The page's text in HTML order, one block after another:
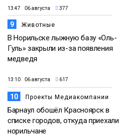
13:47 06 августа 377
9 Животные
В Норильске лыжную базу «Оль-
Гуль» закрыли из-за появления
медведя
13:10 06 августа 617
10 Проекты Медиакомпании
Барнаул обошёл Красноярск в
списке городов, откуда приехали
норильчане